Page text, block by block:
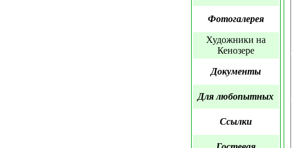
Фотогалерея
Художники на
Кенозере
Документы
Для любопытных
Ссылки